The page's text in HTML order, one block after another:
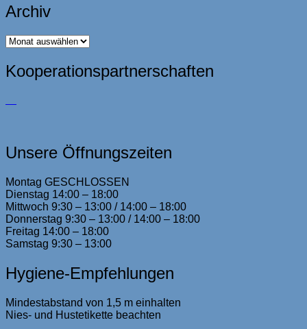
Archiv
Archiv
Kooperationspartnerschaften
Unsere Öffnungszeiten
Montag GESCHLOSSEN
Dienstag 14:00 – 18:00
Mittwoch 9:30 – 13:00 / 14:00 – 18:00
Donnerstag 9:30 – 13:00 / 14:00 – 18:00
Freitag 14:00 – 18:00
Samstag 9:30 – 13:00
Hygiene-Empfehlungen
Mindestabstand von 1,5 m einhalten
Nies- und Hustetikette beachten